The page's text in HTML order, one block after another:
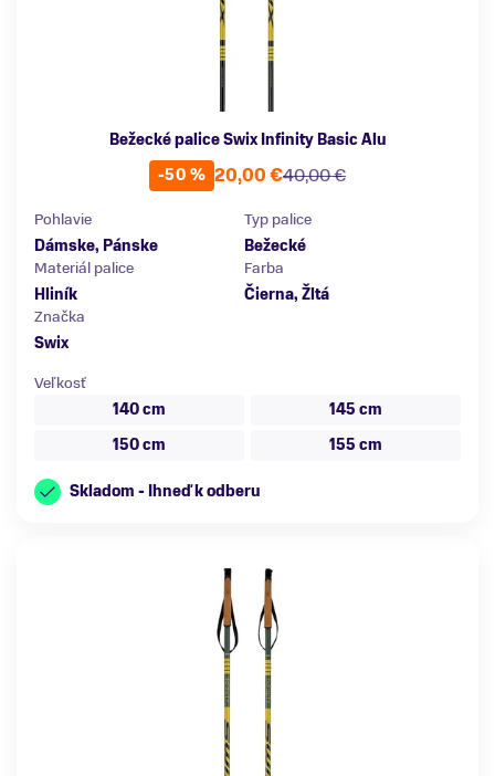
Bežecké palice Swix Infinity Basic Alu
-50 %
40,00 €
20,00 €
Pohlavie
Dámske, Pánske
Typ palice
Bežecké
Materiál palice
Hliník
Farba
Čierna, Žltá
Značka
Swix
Veľkosť
140 cm
145 cm
150 cm
155 cm
Skladom - Ihneď k odberu